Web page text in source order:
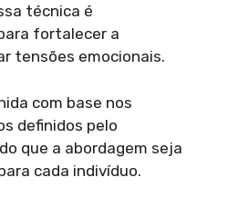
técnica é
fortalecer a
tensões emocionais.
com base nos
definidos pelo
que a abordagem seja
cada indivíduo.